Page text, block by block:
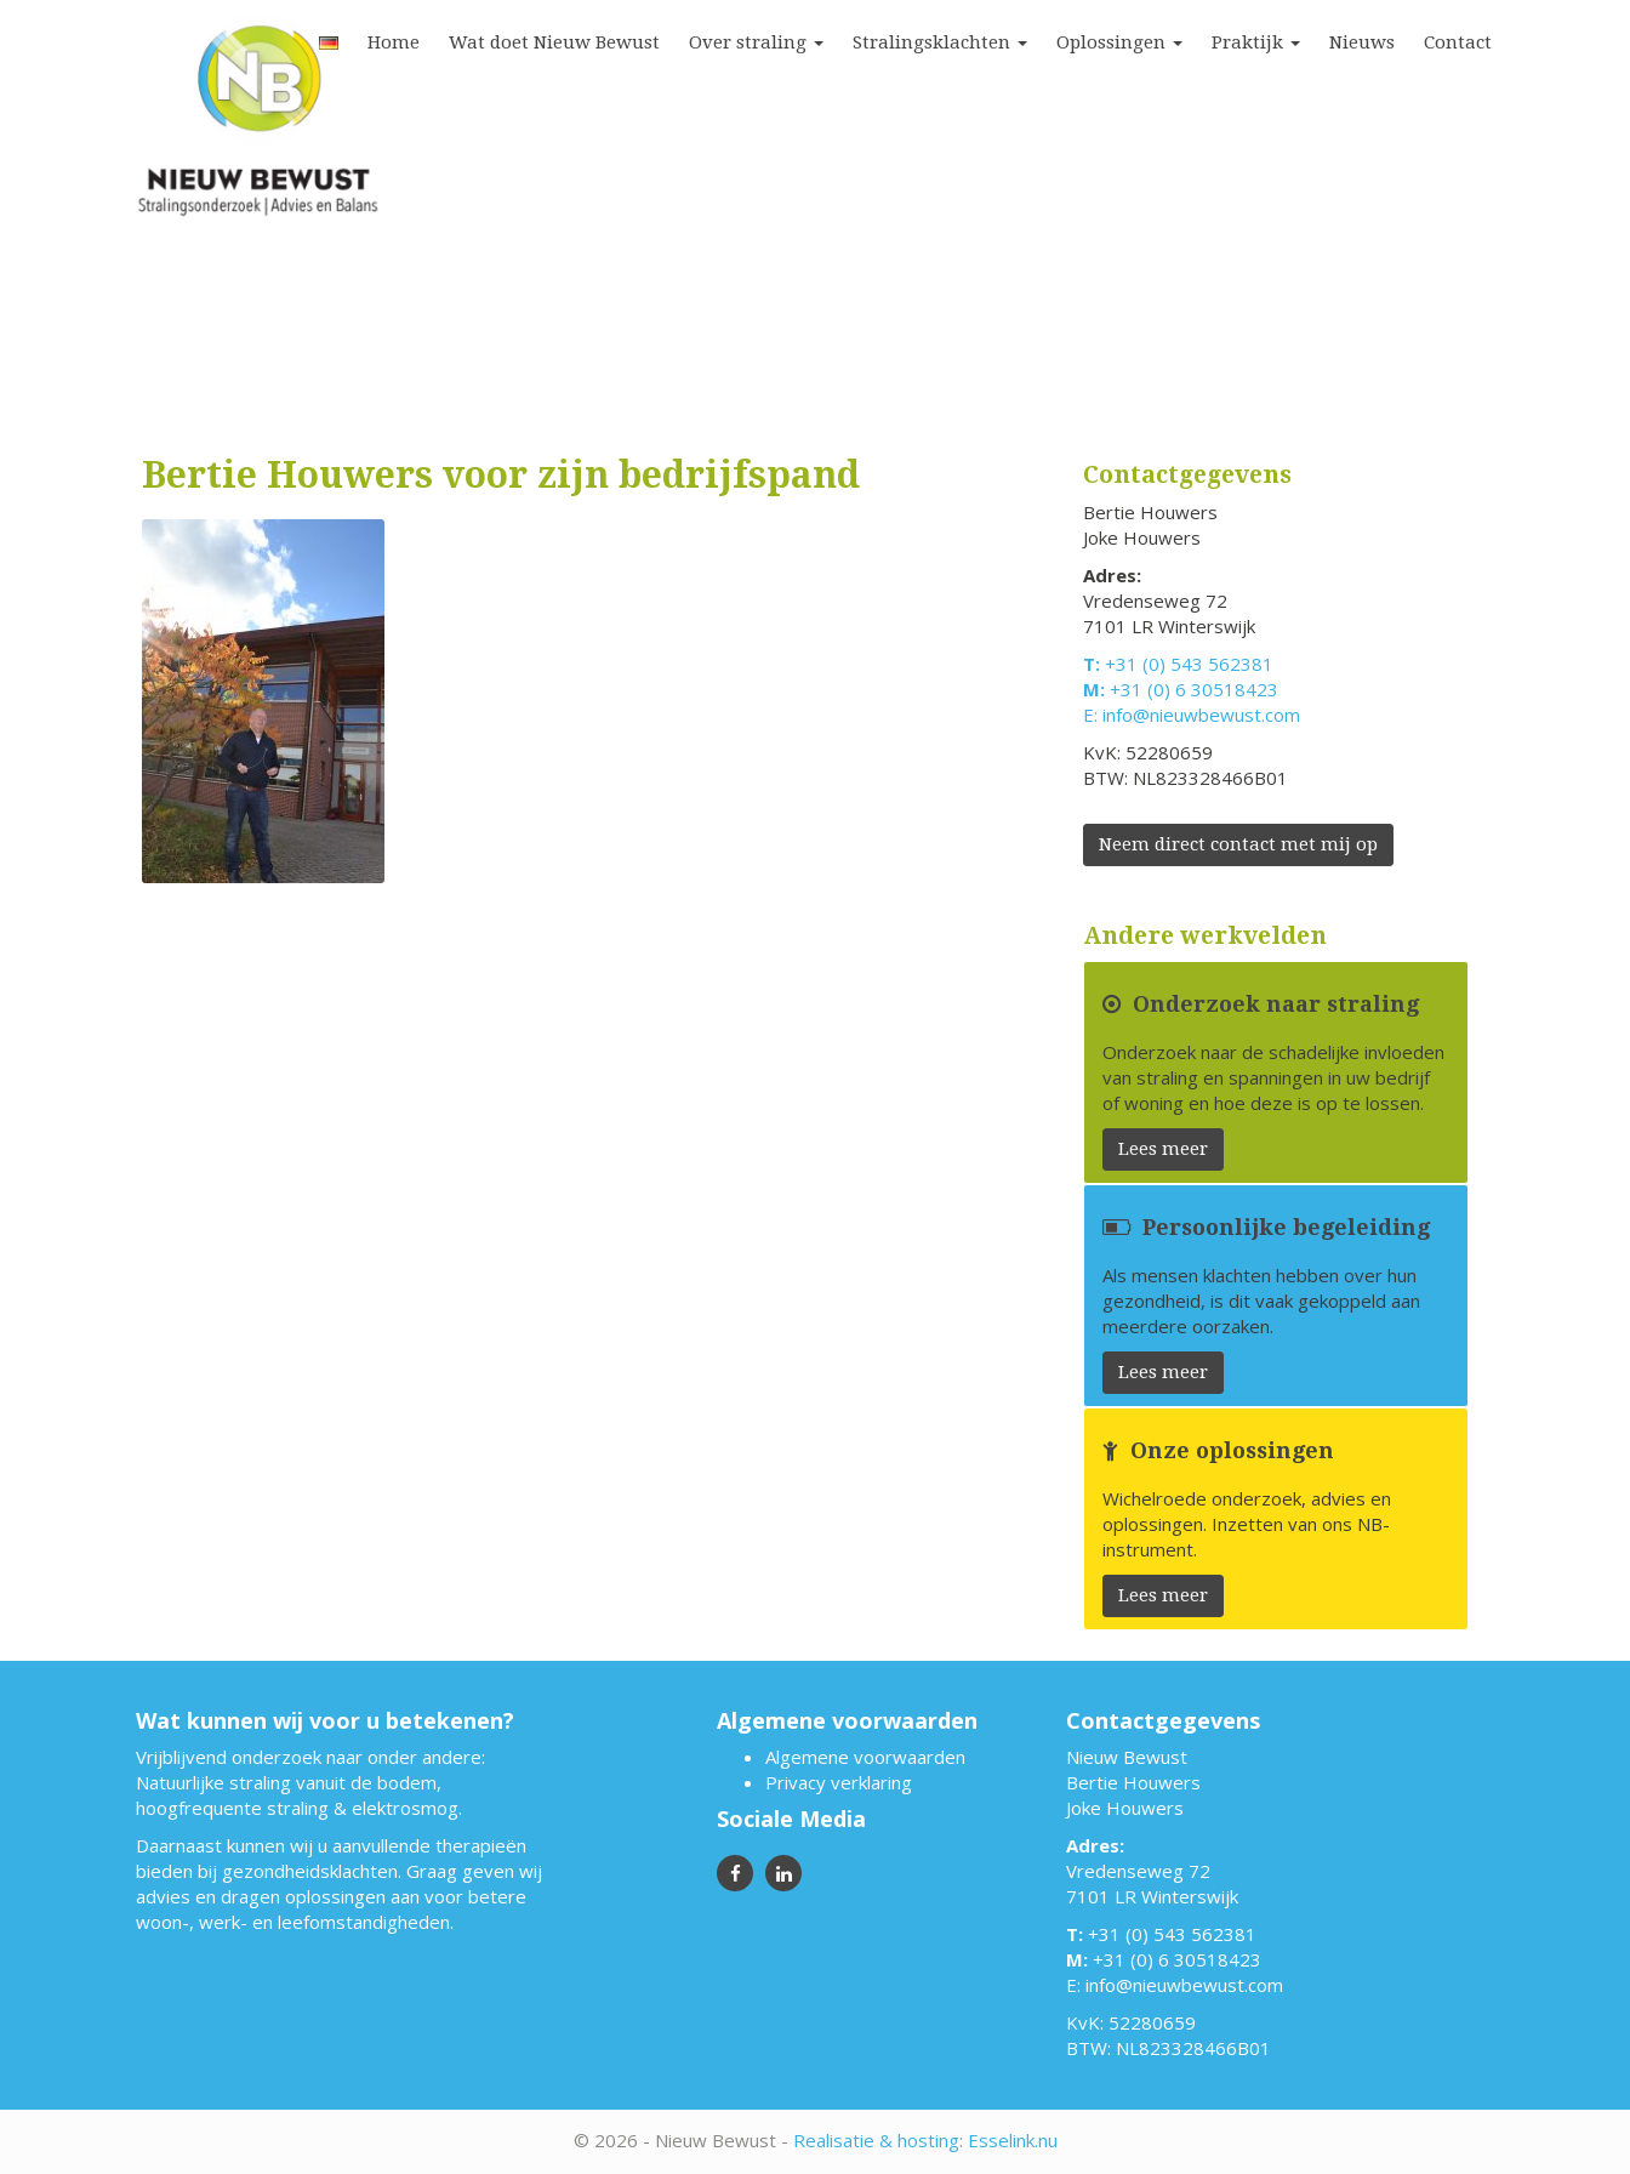
Home Wat doet Nieuw Bewust Over straling Stralingsklachten Oplossingen Praktijk Nieuws Contact
Bertie Houwers voor zijn bedrijfspand Contactgegevens
Bertie Houwers
Joke Houwers
Adres:
Vredenseweg 72
7101 LR Winterswijk
T: +31 (0) 543 562381
M: +31 (0) 6 30518423
E: info@nieuwbewust.com
KvK: 52280659
BTW: NL823328466B01
Neem direct contact met mij op
Andere werkvelden
Onderzoek naar straling
Onderzoek naar de schadelijke invloeden
van straling en spanningen in uw bedrijf
of woning en hoe deze is op te lossen.
Lees meer
Persoonlijke begeleiding
Als mensen klachten hebben over hun
gezondheid, is dit vaak gekoppeld aan
meerdere oorzaken.
Lees meer
Onze oplossingen
Wichelroede onderzoek, advies en
oplossingen. Inzetten van ons NB-
instrument.
Lees meer
Wat kunnen wij voor u betekenen?
Vrijblijvend onderzoek naar onder andere:
Natuurlijke straling vanuit de bodem,
hoogfrequente straling & elektrosmog.
Daarnaast kunnen wij u aanvullende therapieën
bieden bij gezondheidsklachten. Graag geven wij
advies en dragen oplossingen aan voor betere
woon-, werk- en leefomstandigheden.
Algemene voorwaarden
Algemene voorwaarden
Privacy verklaring
Sociale Media
Contactgegevens
Nieuw Bewust
Bertie Houwers
Joke Houwers
Adres:
Vredenseweg 72
7101 LR Winterswijk
T: +31 (0) 543 562381
M: +31 (0) 6 30518423
E: info@nieuwbewust.com
KvK: 52280659
BTW: NL823328466B01
© 2026 - Nieuw Bewust - Realisatie & hosting: Esselink.nu